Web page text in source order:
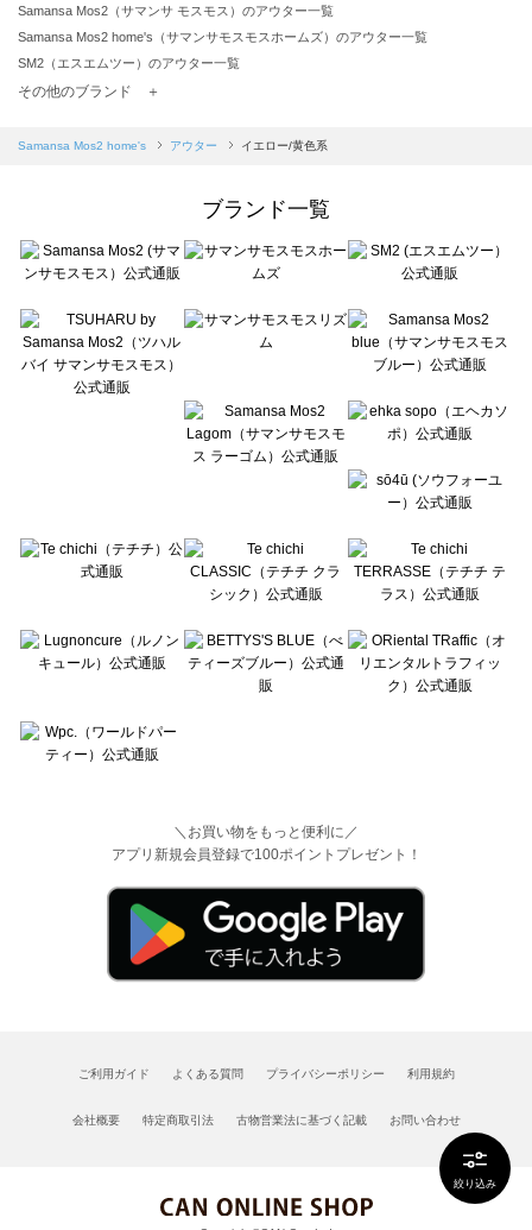
絞り込み
Samansa Mos2（サマンサ モスモス）のアウター一覧
Samansa Mos2 home's（サマンサモスモスホームズ）のアウター一覧
SM2（エスエムツー）のアウター一覧
TSUHARU by Samansa Mos2（ツハルバイサマンサモスモス）のアウター一覧
Samansa Mos2 blue（サマンサモスモス ブルー）のアウター一覧
sō4ū（ソウフォーユー）のアウター一覧
Te chichi（テチチ）のアウター一覧
Te chichi CLASSIC（テチチ クラシック）のアウター一覧
Lugnoncure（ルノンキュール）のアウター一覧
BETTY'S BLUE（べティーズブルー）のアウター一覧
Wpc.（ワールドパーティー）のアウター一覧
その他のブランド ＋
Samansa Mos2 home's アウター イエロー/黄色系
ブランド一覧
＼お買い物をもっと便利に／
アプリ新規会員登録で100ポイントプレゼント！
ご利用ガイド よくある質問 プライバシーポリシー 利用規約
会社概要 特定商取引法 古物営業法に基づく記載 お問い合わせ